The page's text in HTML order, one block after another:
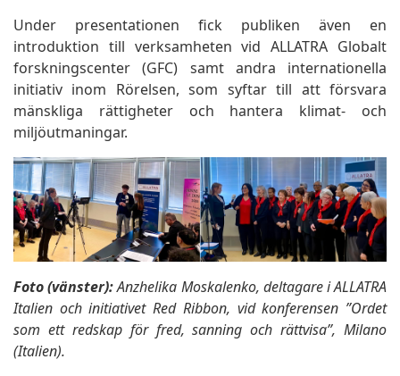
Under presentationen fick publiken även en
introduktion till verksamheten vid ALLATRA Globalt
forskningscenter (GFC) samt andra internationella
initiativ inom Rörelsen, som syftar till att försvara
mänskliga rättigheter och hantera klimat- och
miljöutmaningar.
Foto (vänster):Anzhelika Moskalenko, deltagare i ALLATRA
Italien och initiativet Red Ribbon, vid konferensen ”Ordet
som ett redskap för fred, sanning och rättvisa”, Milano
(Italien).